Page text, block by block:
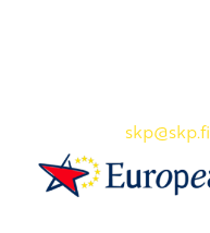
skp@skp.fi